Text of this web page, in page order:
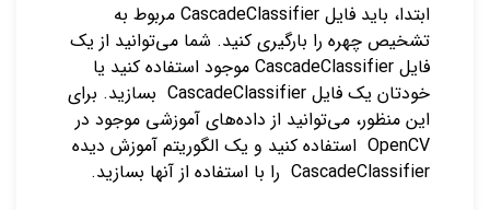
ابتدا، باید فایل CascadeClassifier مربوط به
تشخیص چهره را بارگیری کنید. شما می‌توانید از یک
فایل CascadeClassifier موجود استفاده کنید یا
خودتان یک فایل CascadeClassifier بسازید. برای
این منظور، می‌توانید از داده‌های آموزشی موجود در
OpenCV استفاده کنید و یک الگوریتم آموزش دیده
CascadeClassifier را با استفاده از آنها بسازید.